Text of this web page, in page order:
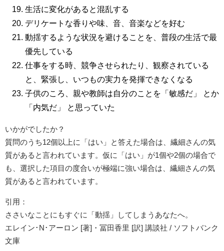
生活に変化があると混乱する
デリケートな香りや味、音、音楽などを好む
動揺するような状況を避けることを、普段の生活で最
優先している
仕事をする時、競争させられたり、観察されている
と、緊張し、いつもの実力を発揮できなくなる
子供のころ、親や教師は自分のことを「敏感だ」 とか
「内気だ」 と思っていた
いかがでしたか？
質問のうち12個以上に「はい」と答えた場合は、繊細さんの気
質があると言われています。仮に「はい」が1個や2個の場合で
も、選択した項目の度合いが極端に強い場合は、繊細さんの気
質があると言われています。
引用：
ささいなことにもすぐに「動揺」してしまうあなたへ。
エレイン･N･アーロン [著]・冨田香里 [訳] 講談社 / ソフトバンク
文庫